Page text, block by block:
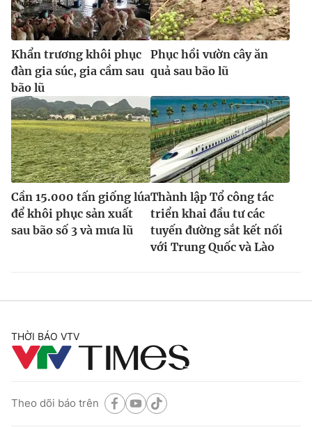
Khẩn trương khôi phục
đàn gia súc, gia cầm sau
bão lũ
Phục hồi vườn cây ăn
quả sau bão lũ
Cần 15.000 tấn giống lúa
để khôi phục sản xuất
sau bão số 3 và mưa lũ
Thành lập Tổ công tác
triển khai đầu tư các
tuyến đường sắt kết nối
với Trung Quốc và Lào
THỜI BÁO VTV
Theo dõi báo trên